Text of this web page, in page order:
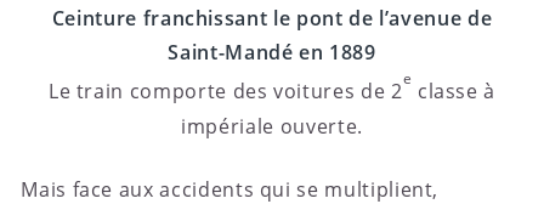
Ceinture franchissant le pont de l’avenue de
Saint-Mandé en 1889
Le train comporte des voitures de 2
e
classe à
impériale ouverte.
Mais face aux accidents qui se multiplient,